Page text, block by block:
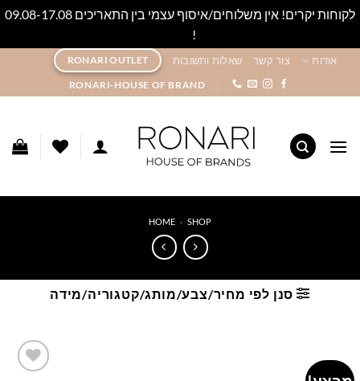
לקוחות יקרים! אין משלוחים/איסוף עצמי בין התאריכים 09.08-17.08
!
content
אודות צור קשר שאלות ותשובות RONARI OUTLET
RONARI-HOUSE OF BRAND
HOME » SHOP
סנן לפי מחיר/צבע/מותג/קטגוריה/מידה